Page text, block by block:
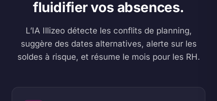
fluidifier vos absences.
L’IA Illizeo détecte les conflits de planning,
suggère des dates alternatives, alerte sur les
soldes à risque, et résume le mois pour les RH.